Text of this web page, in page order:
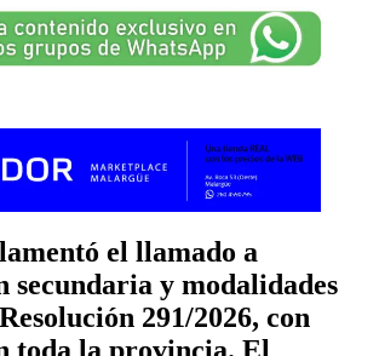
el llamado a
secundaria y modalidades
291/2026, con
toda la provincia. El